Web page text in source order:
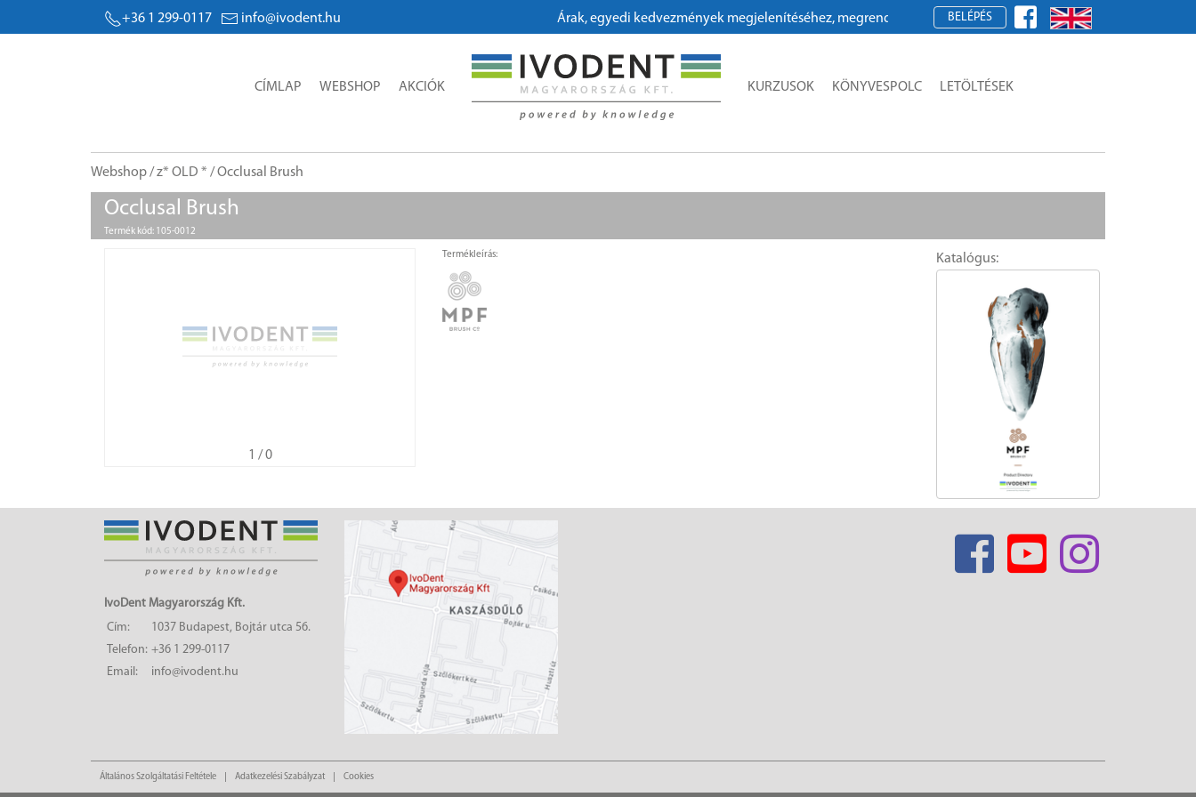
+36 1 299-0117 info@ivodent.hu Árak, egyedi kedvezmények megjelenítéséhez, megrendeléshez kérjük, regisztráljon!
BELÉPÉS
CÍMLAP WEBSHOP AKCIÓK KURZUSOK KÖNYVESPOLC LETÖLTÉSEK
Webshop/z* OLD * / Occlusal Brush
Occlusal Brush
Termék kód: 105-0012
1 / 0
Termékleírás: Katalógus:
IvoDent Magyarország Kft.
Cím:
1037 Budapest, Bojtár utca 56.
Telefon: +36 1 299-0117
Email:
info@ivodent.hu
Általános Szolgáltatási Feltétele Adatkezelési Szabályzat Cookies